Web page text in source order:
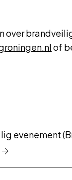
over
of
evenement